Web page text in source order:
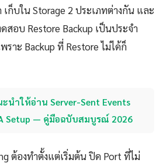
เก็บใน Storage 2 ประเภทต่างกัน และ
อบ Restore Backup เป็นประจำ
ราะ Backup ที่ Restore ไม่ได้ก็
นำให้อ่าน Server-Sent Events
Setup — คู่มือฉบับสมบูรณ์ 2026
ต้องทำตั้งแต่เริ่มต้น ปิด Port ที่ไม่